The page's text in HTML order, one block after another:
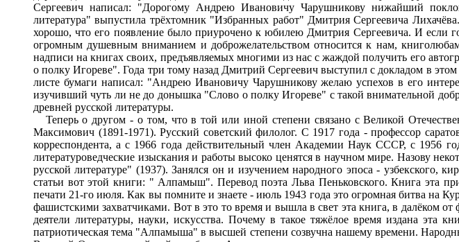
Сергеевич написал: "Дорогому Андрею Ивановичу Чарушникову нижайший
литература" выпустила трёхтомник "Избранных работ" Дмитрия Сергеевича
хорошо, что его появление было приурочено к юбилею Дмитрия Сергеевича. И если
огромным душевным вниманием и доброжелательством относится к нам,
надписи на книгах своих, предъявляемых многими из нас с жаждой получить его
о полку Игореве". Года три тому назад Дмитрий Сергеевич выступил с докладом в
листе бумаги написал: "Андрею Ивановичу Чарушникову желаю успехов в его
изучивший чуть ли не до донышка "Слово о полку Игореве" с такой внимательной
древней русской литературы.
Теперь о другом - о том, что в той или иной степени связано с Великой
Максимович (1891-1971). Русский советский филолог. С 1917 года - профессор
корреспондента, а с 1966 года действительный член Академии Наук СССР, с 1956
литературоведческие изыскания и работы высоко ценятся в научном мире. Назову
русской литературе" (1937). Занялся он и изучением народного эпоса - узбекского,
статьи вот этой книги: " Алпамыш". Перевод поэта Льва Пеньковского. Книга эта
печати 21-го июля. Как вы помните и знаете - июль 1943 года это огромная битва на
фашистскими захватчиками. Вот в это то время и вышла в свет эта книга, в далёком
деятели литературы, науки, искусства. Почему в такое тяжёлое время издана эта
патриотическая тема "Алпамыша" в высшей степени созвучна нашему времени.